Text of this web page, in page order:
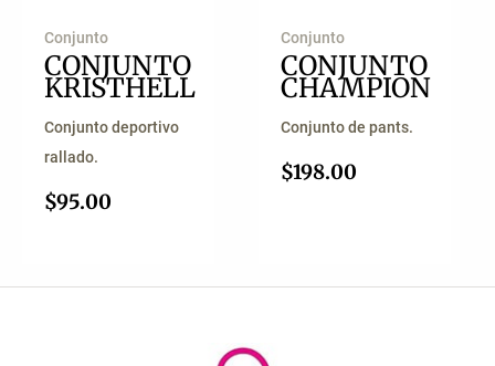
Conjunto
CONJUNTO
KRISTHELL
Conjunto deportivo
rallado.
$95.00
Conjunto
CONJUNTO
CHAMPION
Conjunto de pants.
$198.00